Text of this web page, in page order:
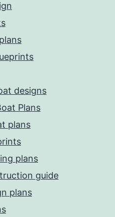
designs
Plans
plans
plans
guide
plans